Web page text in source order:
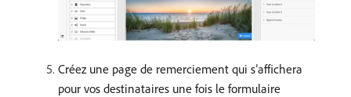
Créez une page de remerciement qui sʼaffichera
pour vos destinataires une fois le formulaire